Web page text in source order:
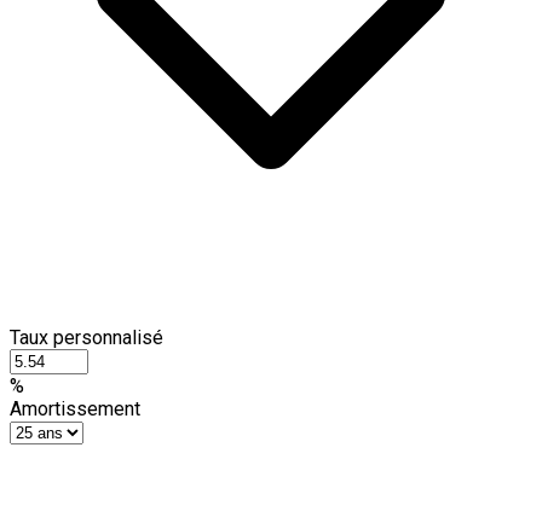
Taux personnalisé
%
Amortissement